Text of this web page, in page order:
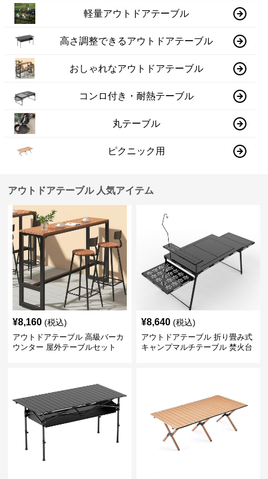
軽量アウトドアテーブル
高さ調整できるアウトドアテーブル
おしゃれなアウトドアテーブル
コンロ付き・耐熱テーブル
丸テーブル
ピクニック用
アウトドアテーブル 人気アイテム
¥8,160 (税込)
アウトドアテーブル 高級バーカ
ウンター 屋外テーブルセット
¥8,640 (税込)
アウトドアテーブル 折り畳み式
キャンプマルチテーブル 焚火台